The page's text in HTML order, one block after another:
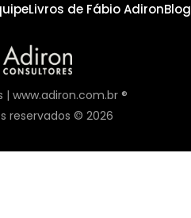
Livros de Fábio AdironBlog
| www.adiron.com.br ®
reservados © 2026